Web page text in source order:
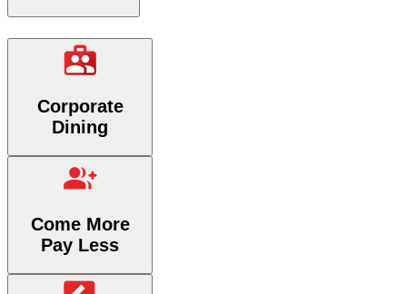
Corporate
Dining
Come More
Pay Less